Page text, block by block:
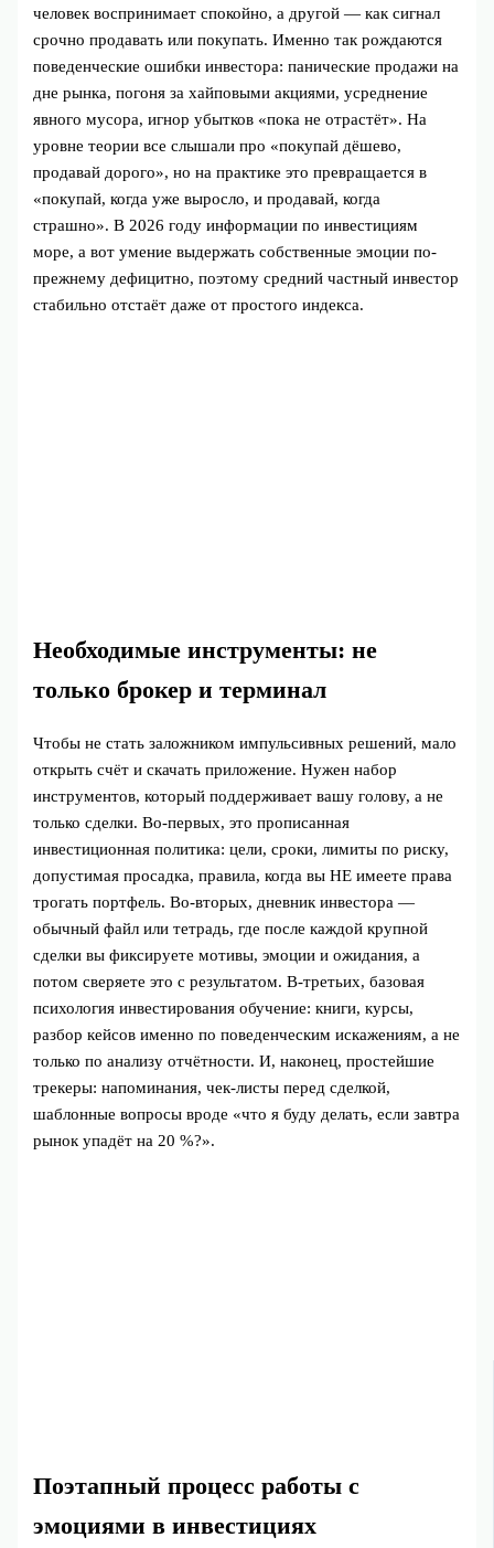
человек воспринимает спокойно, а другой — как сигнал
срочно продавать или покупать. Именно так рождаются
поведенческие ошибки инвестора: панические продажи на
дне рынка, погоня за хайповыми акциями, усреднение
явного мусора, игнор убытков «пока не отрастёт». На
уровне теории все слышали про «покупай дёшево,
продавай дорого», но на практике это превращается в
«покупай, когда уже выросло, и продавай, когда
страшно». В 2026 году информации по инвестициям
море, а вот умение выдержать собственные эмоции по-
прежнему дефицитно, поэтому средний частный инвестор
стабильно отстаёт даже от простого индекса.
Необходимые инструменты: не
только брокер и терминал
Чтобы не стать заложником импульсивных решений, мало
открыть счёт и скачать приложение. Нужен набор
инструментов, который поддерживает вашу голову, а не
только сделки. Во‑первых, это прописанная
инвестиционная политика: цели, сроки, лимиты по риску,
допустимая просадка, правила, когда вы НЕ имеете права
трогать портфель. Во‑вторых, дневник инвестора —
обычный файл или тетрадь, где после каждой крупной
сделки вы фиксируете мотивы, эмоции и ожидания, а
потом сверяете это с результатом. В‑третьих, базовая
психология инвестирования обучение: книги, курсы,
разбор кейсов именно по поведенческим искажениям, а не
только по анализу отчётности. И, наконец, простейшие
трекеры: напоминания, чек‑листы перед сделкой,
шаблонные вопросы вроде «что я буду делать, если завтра
рынок упадёт на 20 %?».
Поэтапный процесс работы с
эмоциями в инвестициях